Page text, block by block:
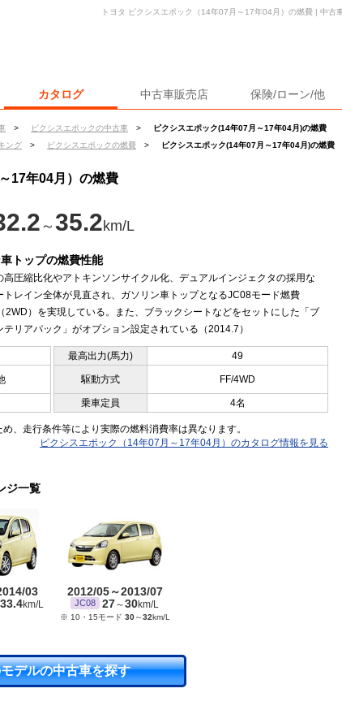
カタログ 中古車販売店 保険/ローン/他
> ピクシスエポックの中古車 >
ピクシスエポック(14年07月～17年04月)の燃費
ング > ピクシスエポックの燃費 > ピクシスエポック(14年07月～17年04月)の燃費
トヨタ ピクシスエポック（14年07月～17年04月）の燃費 | 中古
17年04月）の燃費
～ 35.2km/L
トップの燃費性能
高圧縮比化やアトキンソンサイクル化、デュアルインジェクタの採用な
トレイン全体が見直され、ガソリン車トップとなるJC08モード燃費
2WD）を実現している。また、ブラックシートなどをセットにした「ブ
テリアパック」がオプション設定されている（2014.7）
最高出力(馬力)
49
駆動方式 FF/4WD
乗車定員 4名
、走行条件等により実際の燃料消費率は異なります。
ピクシスエポック（14年07月～17年04月）のカタログ情報を見る
ジ一覧
03
33.4km/L
2012/05～2013/07
JC08 27～30km/L
※ 10・15モード 30～32km/L
デルの中古車を探す